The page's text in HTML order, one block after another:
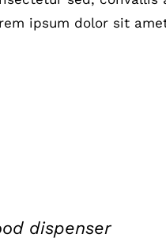
£55.00
ipsum dolor sit
dispenser